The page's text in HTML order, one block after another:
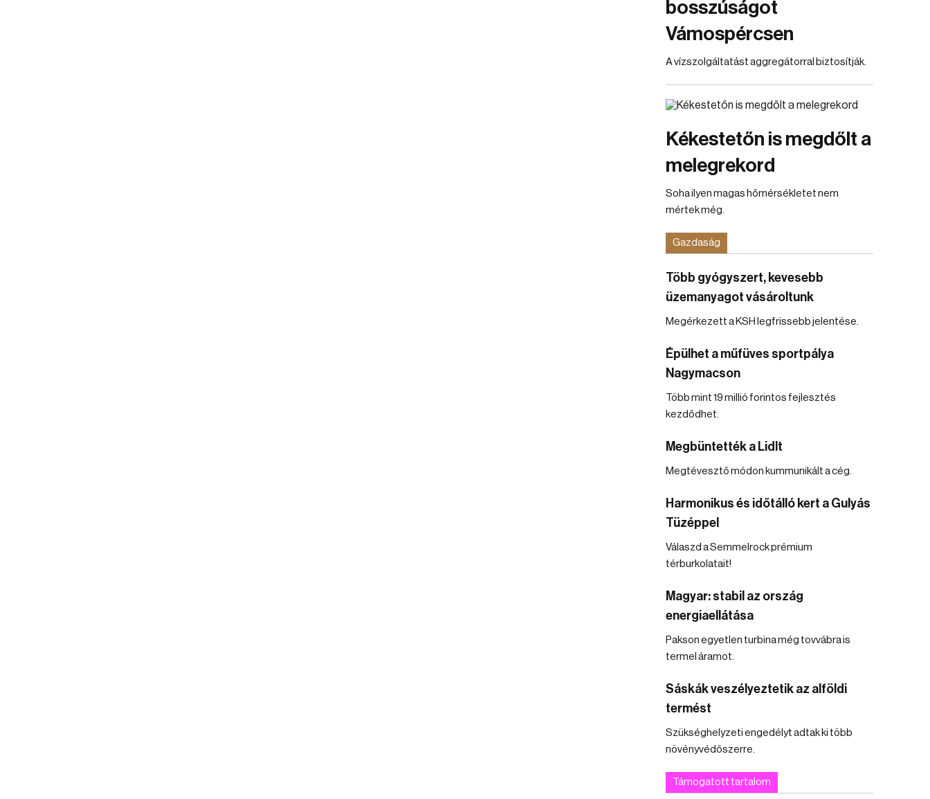
bosszúságot
Vámospércsen
A vízszolgáltatást aggregátorral biztosítják.
Kékestetőn is megdőlt a
melegrekord
Soha ilyen magas hőmérsékletet nem
mértek még.
Gazdaság
Több gyógyszert, kevesebb
üzemanyagot vásároltunk
Megérkezett a KSH legfrissebb jelentése.
Épülhet a műfüves sportpálya
Nagymacson
Több mint 19 millió forintos fejlesztés
kezdődhet.
Megbüntették a Lidlt
Megtévesztő módon kummunikált a cég.
Harmonikus és időtálló kert a Gulyás
Tüzéppel
Válaszd a Semmelrock prémium
térburkolatait!
Magyar: stabil az ország
energiaellátása
Pakson egyetlen turbina még tovvábra is
termel áramot.
Sáskák veszélyeztetik az alföldi
termést
Szükséghelyzeti engedélyt adtak ki több
növényvédőszerre.
Támogatott tartalom